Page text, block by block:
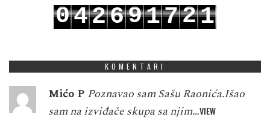
042691721
KOMENTARI
Mićo P Poznavao sam Sašu Raonića.Išao
sam na izviđače skupa sa njim…VIEW